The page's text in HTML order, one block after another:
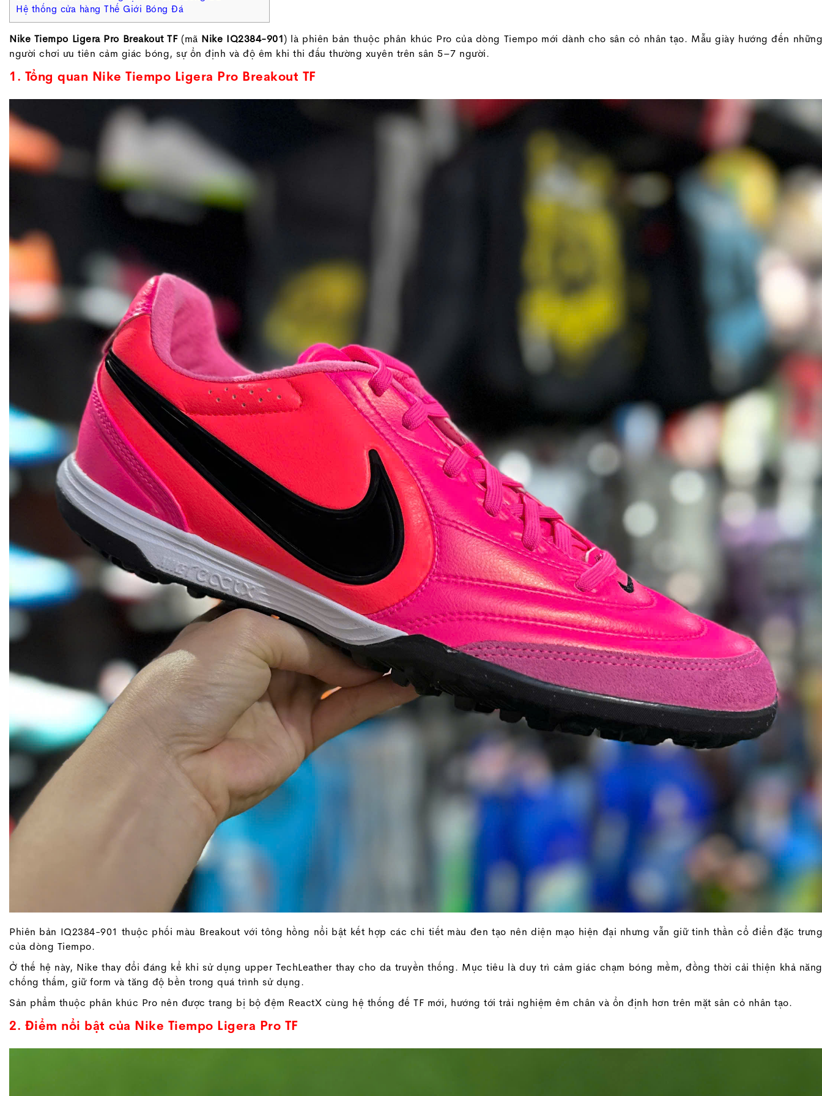
Hệ thống cửa hàng Thế Giới Bóng Đá
Nike Tiempo Ligera Pro Breakout TF(mã Nike IQ2384-901) là phiên bản thuộc phân khúc Pro của dòng Tiempo mới dành cho sân cỏ nhân tạo. Mẫu giày hướng đến những
người chơi ưu tiên cảm giác bóng, sự ổn định và độ êm khi thi đấu thường xuyên trên sân 5–7 người.
1. Tổng quan Nike Tiempo Ligera Pro Breakout TF
Phiên bản IQ2384-901 thuộc phối màu Breakout với tông hồng nổi bật kết hợp các chi tiết màu đen tạo nên diện mạo hiện đại nhưng vẫn giữ tinh thần cổ điển đặc trưng
của dòng Tiempo.
Ở thế hệ này, Nike thay đổi đáng kể khi sử dụng upper TechLeather thay cho da truyền thống. Mục tiêu là duy trì cảm giác chạm bóng mềm, đồng thời cải thiện khả năng
chống thấm, giữ form và tăng độ bền trong quá trình sử dụng.
Sản phẩm thuộc phân khúc Pro nên được trang bị bộ đệm ReactX cùng hệ thống đế TF mới, hướng tới trải nghiệm êm chân và ổn định hơn trên mặt sân cỏ nhân tạo.
2. Điểm nổi bật của Nike Tiempo Ligera Pro TF